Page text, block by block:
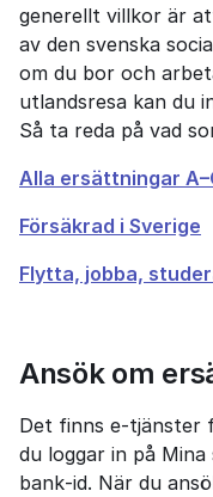
generellt villkor är
av den svenska
om du bor och
utlandsresa kan du
Så ta reda på vad
Alla ersättningar
Försäkrad i Sverige
Flytta, jobba,
Ansök om
Det finns e-tjänster
du loggar in på
bank‑id. När du